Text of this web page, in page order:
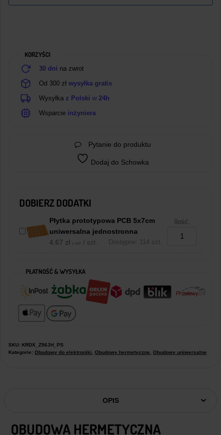
KORZYŚCI
30 dni na zwrot
Od 300 zł wysyłka gratis
Wysyłka z Polski w 24h
Wsparcie inżyniera
Pytanie do produktu
Dodaj do Schowka
DOBIERZ DODATKI
Płytka prototypowa PCB 5x7cm
uniwersalna jednostronna
4,67 zł z VAT / szt. Dostępne: 114 szt.
Ilość:
PŁATNOŚĆ & WYSYŁKA
SKU: KRDX_Z96JH_PS
Kategorie: Obudowy do elektroniki, Obudowy hermetyczne, Obudowy uniwersalne
OPIS
OBUDOWA HERMETYCZNA